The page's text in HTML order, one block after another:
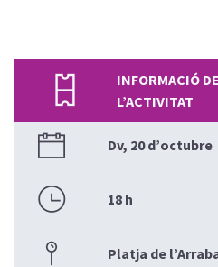
INFORMACIÓ
L’ACTIVITAT
Dv, 20 d’octubre
18 h
Platja de